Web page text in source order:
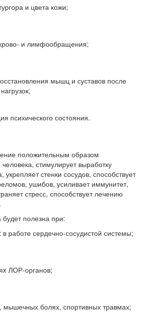
и цвета кожи;
и лимфообращения;
мышц и суставов после
психического состояния.
положительным образом
человека, стимулирует выработку
укрепляет стенки сосудов, способствует
ушибов, усиливает иммунитет,
стресс, способствует лечению
полезна при:
работе сердечно-сосудистой системы;
ЛОР-органов;
мышечных болях, спортивных травмах;